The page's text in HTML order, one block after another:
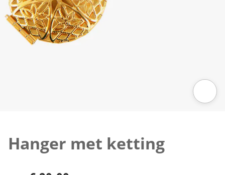
Hanger met ketting
€ 29,99